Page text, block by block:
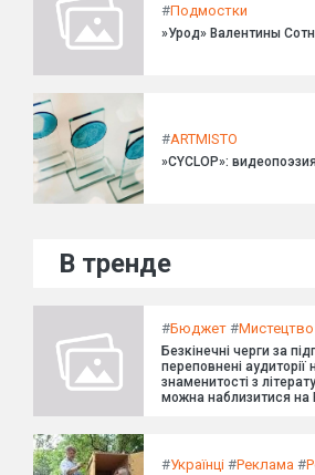
#Подмостки
»Урод» Валентины
#ARTMISTO
»CYCLOP»:
В тренде
#Бюджет #Мистецтво
Безкінечні черги за
переповнені аудиторії
знаменитості з
можна наблизитися на
#Українці #Реклама #